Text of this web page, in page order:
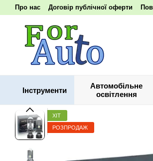
Перейти до основного контенту
Про нас Договір публічної оферти
Наші реквізити
Інструменти
Автомобільне
освітлення
ХІТ
РОЗПРОДАЖ